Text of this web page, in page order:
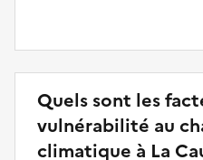
Quels sont les
vulnérabilité au
climatique à La